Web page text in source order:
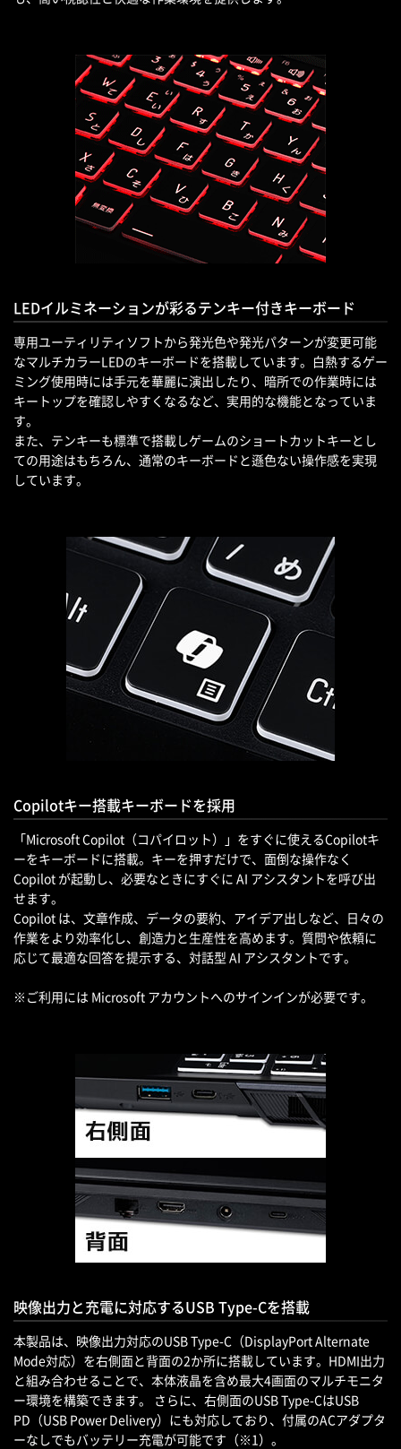
LEDイルミネーションが彩るテンキー付きキーボード
専用ユーティリティソフトから発光色や発光パターンが変更可能
なマルチカラーLEDのキーボードを搭載しています。白熱するゲー
ミング使用時には手元を華麗に演出したり、暗所での作業時には
キートップを確認しやすくなるなど、実用的な機能となっていま
す。
また、テンキーも標準で搭載しゲームのショートカットキーとし
ての用途はもちろん、通常のキーボードと遜色ない操作感を実現
しています。
Copilotキー搭載キーボードを採用
「Microsoft Copilot（コパイロット）」をすぐに使えるCopilotキ
ーをキーボードに搭載。キーを押すだけで、面倒な操作なく
Copilot が起動し、必要なときにすぐに AI アシスタントを呼び出
せます。
Copilot は、文章作成、データの要約、アイデア出しなど、日々の
作業をより効率化し、創造力と生産性を高めます。質問や依頼に
応じて最適な回答を提示する、対話型 AI アシスタントです。
※ご利用には Microsoft アカウントへのサインインが必要です。
映像出力と充電に対応するUSB Type-Cを搭載
本製品は、映像出力対応のUSB Type-C（DisplayPort Alternate
Mode対応）を右側面と背面の2か所に搭載しています。HDMI出力
と組み合わせることで、本体液晶を含め最大4画面のマルチモニタ
ー環境を構築できます。 さらに、右側面のUSB Type-CはUSB
PD（USB Power Delivery）にも対応しており、付属のACアダプタ
ーなしでもバッテリー充電が可能です（※1）。